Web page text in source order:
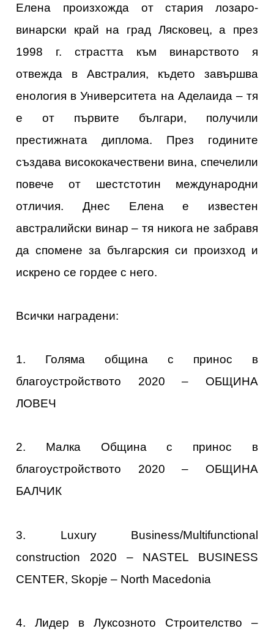
Елена произхожда от стария лозаро-
винарски край на град Лясковец, а през
1998 г. страстта към винарството я
отвежда в Австралия, където завършва
енология в Университета на Аделаида – тя
е от първите българи, получили
престижната диплома. През годините
създава висококачествени вина, спечелили
повече от шестстотин международни
отличия. Днес Елена е известен
австралийски винар – тя никога не забравя
да спомене за българския си произход и
искрено се гордее с него.
Всички наградени:
1. Голяма община с принос в
благоустройството 2020 – ОБЩИНА
ЛОВЕЧ
2. Малка Община с принос в
благоустройството 2020 – ОБЩИНА
БАЛЧИК
3. Luxury Business/Multifunctional
construction 2020 – NASTEL BUSINESS
CENTER, Skopje – North Macedonia
4. Лидер в Луксозното Строителство –